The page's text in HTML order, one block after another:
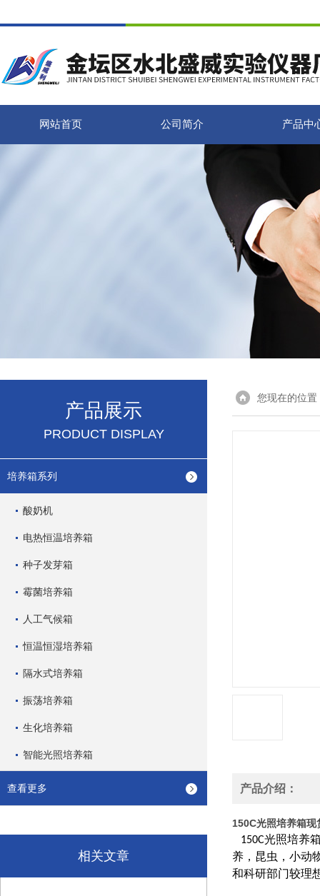
网站首页 公司简介 产品中
产品展示
PRODUCT DISPLAY
培养箱系列
酸奶机
电热恒温培养箱
种子发芽箱
霉菌培养箱
人工气候箱
恒温恒湿培养箱
隔水式培养箱
振荡培养箱
生化培养箱
智能光照培养箱
查看更多
相关文章
您现在的位置
产品介绍：
150C光照培养箱现
150C光照培养
养，昆虫，小动
和科研部门较理